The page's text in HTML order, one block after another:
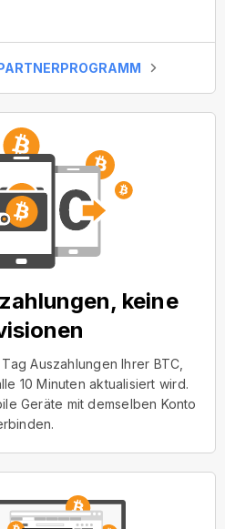
keine
Auszahlungen Ihrer BTC,
10 Minuten aktualisiert wird.
Geräte mit demselben Konto